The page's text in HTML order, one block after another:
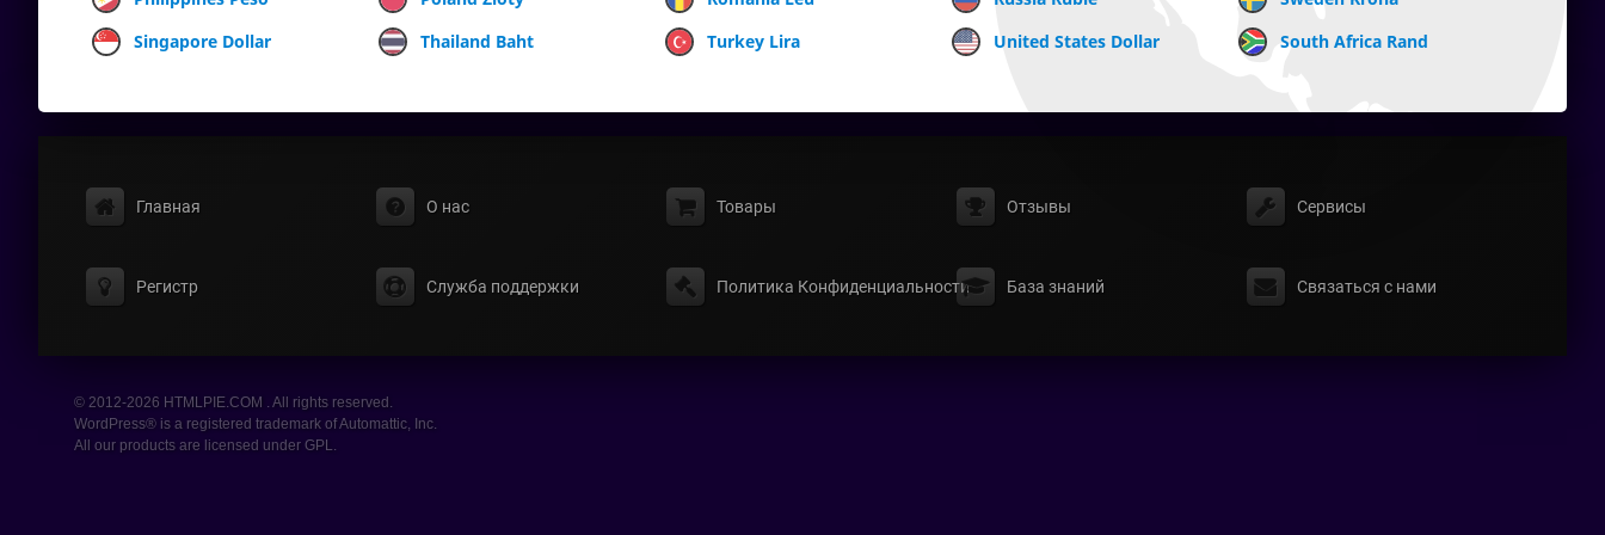
Singapore Dollar
Thailand Baht Turkey Lira United States Dollar South Africa Rand
Главная О нас Товары Отзывы Сервисы
Регистр Служба поддержки Политика Конфиденциальности База знаний Связаться с нами
© 2012-2026 HTMLPIE.COM . All rights reserved.
WordPress® is a registered trademark of Automattic, Inc.
All our products are licensed under GPL.